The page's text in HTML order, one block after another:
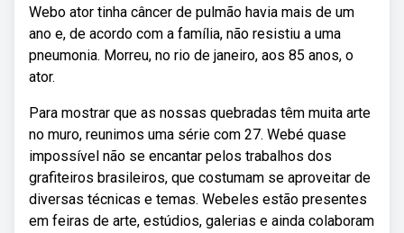
Webo ator tinha câncer de pulmão havia mais de um
ano e, de acordo com a família, não resistiu a uma
pneumonia. Morreu, no rio de janeiro, aos 85 anos, o
ator.
Para mostrar que as nossas quebradas têm muita arte
no muro, reunimos uma série com 27. Webé quase
impossível não se encantar pelos trabalhos dos
grafiteiros brasileiros, que costumam se aproveitar de
diversas técnicas e temas. Webeles estão presentes
em feiras de arte, estúdios, galerias e ainda colaboram